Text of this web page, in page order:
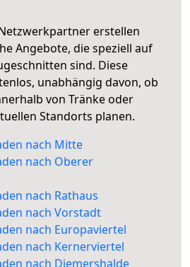
erstellen
Angebote, die speziell auf
sind. Diese
unabhängig davon, ob
von Tränke oder
Standorts planen.
nach Mitte
nach Oberer
nach Rathaus
nach Vorstadt
nach Europaviertel
nach Kernerviertel
nach Diemershalde